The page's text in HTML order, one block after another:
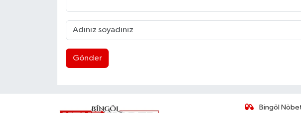
Gönder
Bingöl